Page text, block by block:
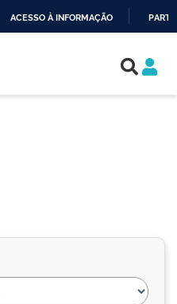
ACESSO À INFORMAÇÃO